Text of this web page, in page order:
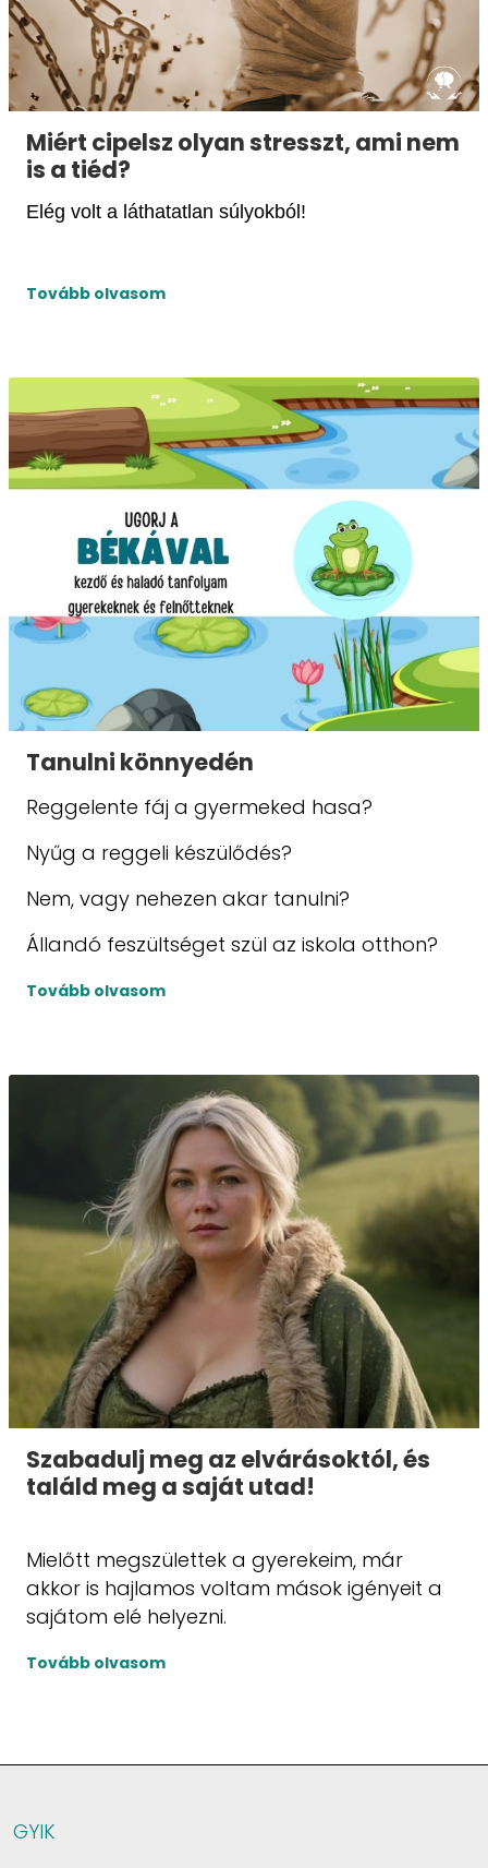
Miért cipelsz olyan stresszt, ami nem
is a tiéd?
Elég volt a láthatatlan súlyokból!
Tovább olvasom
Tanulni könnyedén
Reggelente fáj a gyermeked hasa?
Nyűg a reggeli készülődés?
Nem, vagy nehezen akar tanulni?
Állandó feszültséget szül az iskola otthon?
Tovább olvasom
Szabadulj meg az elvárásoktól, és
találd meg a saját utad!
Mielőtt megszülettek a gyerekeim, már
akkor is hajlamos voltam mások igényeit a
sajátom elé helyezni.
Tovább olvasom
GYIK